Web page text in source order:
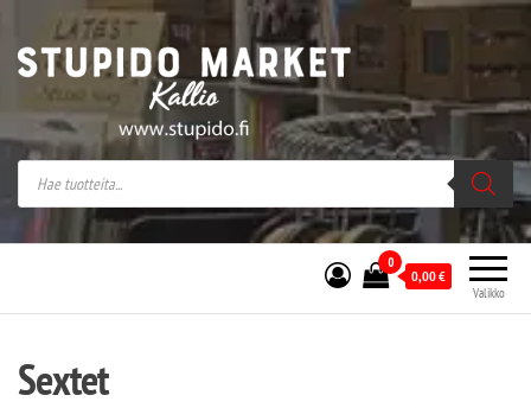
Stupido Market – verkossa ja kivijalassa
Stupido Market on vaihtoehtomusaan
erikoistunut verkko- sekä
kivijalkakauppa Helsingissä Kallion
sydämessä.
Valikko
0
0,00€
Sextet